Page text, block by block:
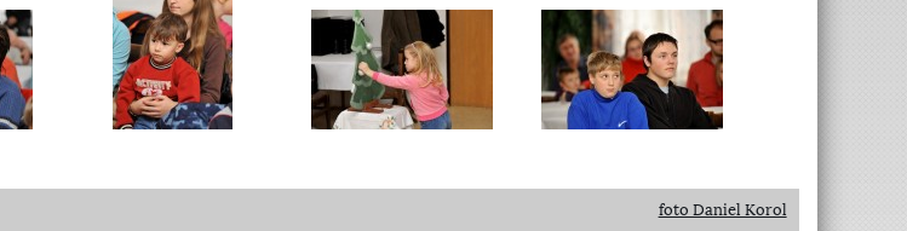
foto Daniel Korol